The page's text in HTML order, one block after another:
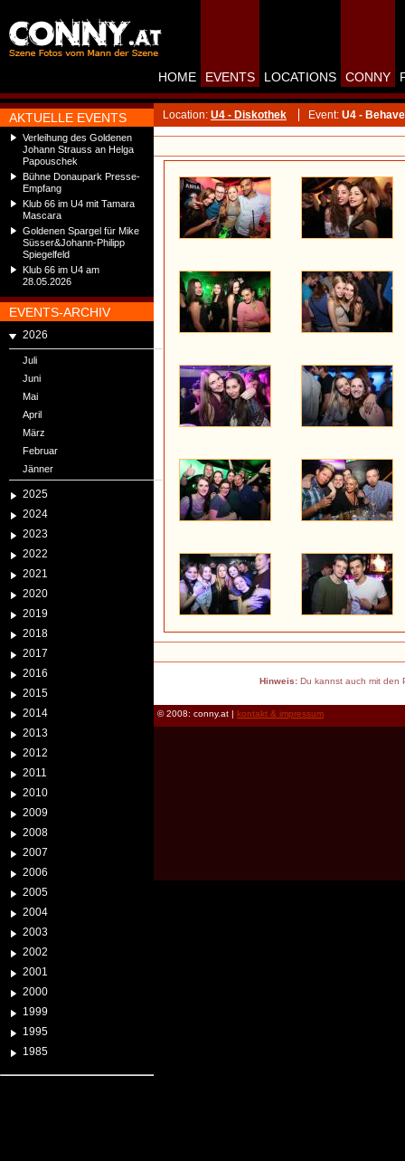
AKTUELLE EVENTS
Verleihung des Goldenen
Johann Strauss an Helga
Papouschek
Bühne Donaupark Presse-
Empfang
Klub 66 im U4 mit Tamara
Mascara
Goldenen Spargel für Mike
Süsser&Johann-Philipp
Spiegelfeld
Klub 66 im U4 am
28.05.2026
EVENTS-ARCHIV
2026
Juli
Juni
Mai
April
März
Februar
Jänner
2025
2024
2023
2022
2021
2020
2019
2018
2017
2016
2015
2014
2013
2012
2011
2010
2009
2008
2007
2006
2005
2004
2003
2002
2001
2000
1999
1995
1985
HOME EVENTS LOCATIONS CONNY
Location: U4 - Diskothek Event: U4 - Behave
Hinweis:Du kannst auch mit den
© 2008: conny.at | kontakt & impressum